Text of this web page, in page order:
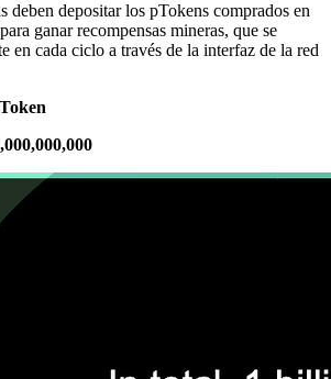
deben depositar los pTokens comprados en
ganar recompensas mineras, que se
en cada ciclo a través de la interfaz de la red